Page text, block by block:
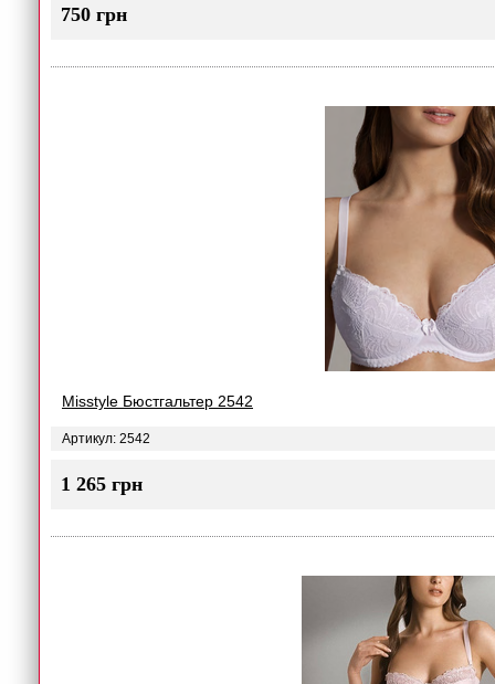
750 грн
Misstyle Бюстгальтер 2542
Артикул: 2542
1 265 грн